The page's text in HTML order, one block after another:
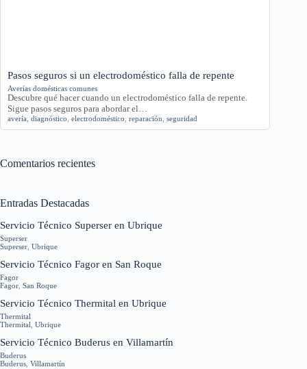
Pasos seguros si un electrodoméstico falla de repente
Averías domésticas comunes
Descubre qué hacer cuando un electrodoméstico falla de repente.
Sigue pasos seguros para abordar el…
avería diagnóstico electrodoméstico reparación seguridad
Comentarios recientes
Entradas Destacadas
Servicio Técnico Superser en Ubrique
Superser
Superser Ubrique
Servicio Técnico Fagor en San Roque
Fagor
Fagor San Roque
Servicio Técnico Thermital en Ubrique
Thermital
Thermital Ubrique
Servicio Técnico Buderus en Villamartín
Buderus
Buderus Villamartín